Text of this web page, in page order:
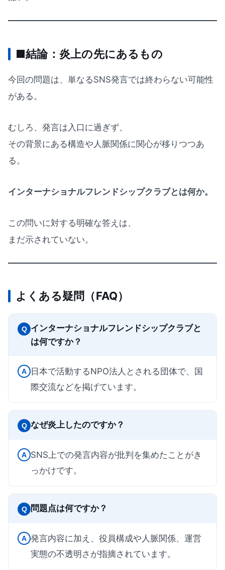
■結論：炎上の先にあるもの
今回の問題は、単なるSNS発言では終わらない可能性
がある。
むしろ、発言は入口に過ぎず、
その背景にある構造や人脈関係に関心が移りつつあ
る。
インターナショナルフレンドシップクラブとは何か。
この問いに対する明確な答えは、
まだ示されていない。
よくある疑問（FAQ）
Q インターナショナルフレンドシップクラブと
は何ですか？
A
日本で活動するNPO法人とされる団体で、国
際交流などを掲げています。
Q なぜ炎上したのですか？
A SNS上での発言内容が批判を集めたことがき
っかけです。
Q 問題点は何ですか？
A 発言内容に加え、役員構成や人脈関係、運営
実態の不透明さが指摘されています。